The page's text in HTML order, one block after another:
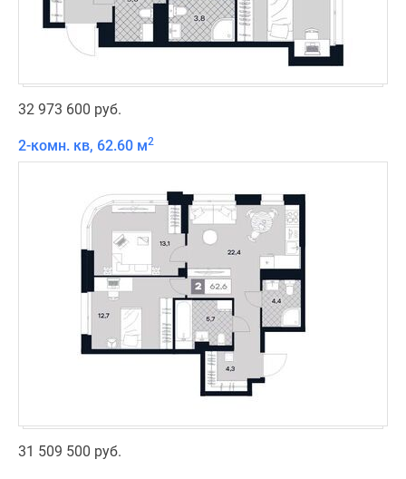
32 973 600 руб.
2-комн. кв, 62.60 м2
31 509 500 руб.